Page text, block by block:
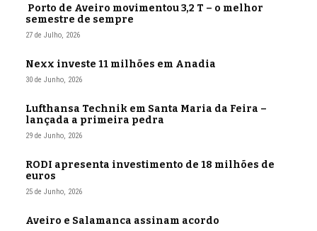
Porto de Aveiro movimentou 3,2 T – o melhor
semestre de sempre
27 de Julho, 2026
Nexx investe 11 milhões em Anadia
30 de Junho, 2026
Lufthansa Technik em Santa Maria da Feira –
lançada a primeira pedra
29 de Junho, 2026
RODI apresenta investimento de 18 milhões de
euros
25 de Junho, 2026
Aveiro e Salamanca assinam acordo